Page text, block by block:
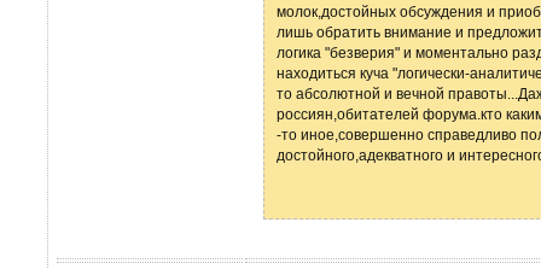
молок,достойных обсуждения и
лишь обратить внимание и
логика "безверия" и моментально
находиться куча "логически-
то абсолютной и вечной
россиян,обитателей форума.кто
-то иное,совершенно справедливо
достойного,адекватного и